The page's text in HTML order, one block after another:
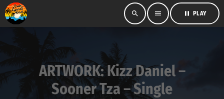
search menu pause PLAY
ARTWORK: Kizz Daniel –
Sooner Tza – Single